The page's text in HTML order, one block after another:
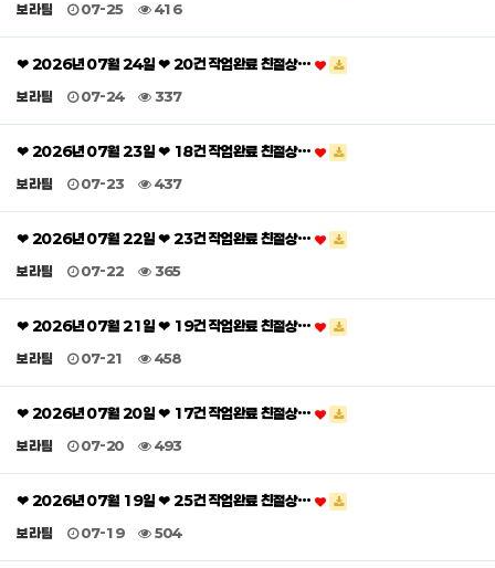
보라팀 07-25 416
❤ 2026년 07월 24일 ❤ 20건 작업완료 친절상…
보라팀 07-24 337
❤ 2026년 07월 23일 ❤ 18건 작업완료 친절상…
보라팀 07-23 437
❤ 2026년 07월 22일 ❤ 23건 작업완료 친절상…
보라팀 07-22 365
❤ 2026년 07월 21일 ❤ 19건 작업완료 친절상…
보라팀 07-21 458
❤ 2026년 07월 20일 ❤ 17건 작업완료 친절상…
보라팀 07-20 493
❤ 2026년 07월 19일 ❤ 25건 작업완료 친절상…
보라팀 07-19 504